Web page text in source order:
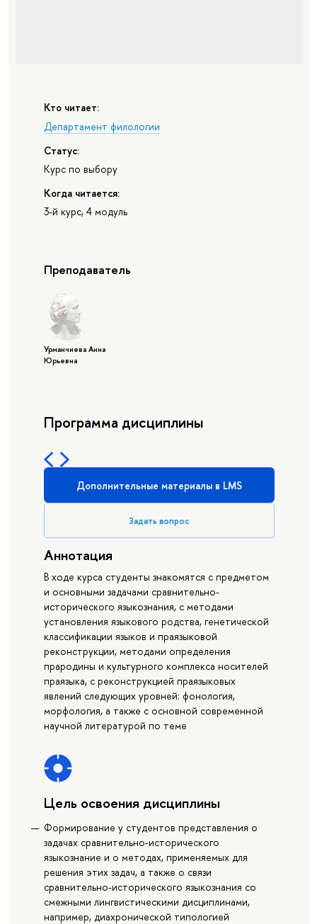
Кто читает:
Департамент филологии
Статус:
Курс по выбору
Когда читается:
3-й курс, 4 модуль
Преподаватель
Урманчиева Анна
Юрьевна
Программа дисциплины
Дополнительные материалы в LMS
Задать вопрос
Аннотация
В ходе курса студенты знакомятся с предметом
и основными задачами сравнительно-
исторического языкознания, с методами
установления языкового родства, генетической
классификации языков и праязыковой
реконструкции, методами определения
прародины и культурного комплекса носителей
праязыка, с реконструкцией праязыковых
явлений следующих уровней: фонология,
морфология, а также с основной современной
научной литературой по теме
Цель освоения дисциплины
Формирование у студентов представления о
задачах сравнительно-исторического
языкознание и о методах, применяемых для
решения этих задач, а также о связи
сравнительно-исторического языкознания со
смежными лингвистическими дисциплинами,
например, диахронической типологией